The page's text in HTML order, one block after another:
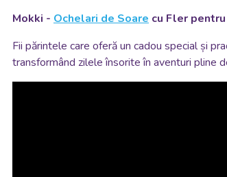
Mokki - Ochelari de Soare cu Fler
Fii părintele care oferă un cadou special și
transformând zilele însorite în aventuri pline